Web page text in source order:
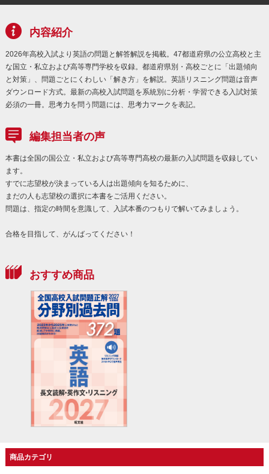
内容紹介
2026年高校入試より英語の問題と解答解説を掲載。47都道府県の公立高校と主
な国立・私立および高等専門学校を収録。都道府県別・高校ごとに「出題傾向
と対策」、問題ごとにくわしい「解き方」を解説。英語リスニング問題は音声
ダウンロード方式。最新の高校入試問題を系統別に分析・学習できる入試対策
必須の一冊。思考力を問う問題には、思考力マークを表記。
編集担当者の声
本書は全国の国公立・私立および高等専門高校の最新の入試問題を収録してい
ます。
すでに志望校が決まっている人は出題傾向を知るために、
まだの人も志望校の選択に本書をご活用ください。
問題は、指定の時間を意識して、入試本番のつもりで解いてみましょう。
合格を目指して、がんばってください！
おすすめ商品
商品カテゴリ